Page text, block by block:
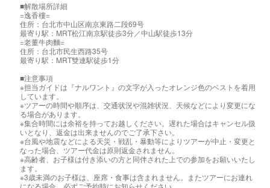
■解散場所詳細
=逸香樓=
住所：台北市中山区南京東路二段69号
最寄り駅：MRT松江南京駅徒歩3分／中山駅徒歩13分
=老董牛肉麵=
住所：台北市民生西路35号
最寄り駅：MRT雙連駅徒歩1分
■注意事項
※担当ガイドは『ナルワント』の文字が入ったオレンジ色のベストを着用
しています。
※ツアーの時間や順序は、交通状況や混雑状況、天候などにより変更にな
る場合があります。
※集合時間には余裕を持ってお越しください。遅れた場合はキャンセル扱
いとなり、返金は出来ませんのでご了承下さい。
※台風や地震などによる天災・戦乱・暴動等によりツアーが中止・変更と
なった場合、ツアー代金は原則返金されません。
※高齢者、お子様は付き添いの方と同伴された上での参加をお願いいたし
ます。
※3歳未満のお子様は、座席・食事は含まれません。またツアーにお連れ
になる場合、必ずご予約時にお知らせください。